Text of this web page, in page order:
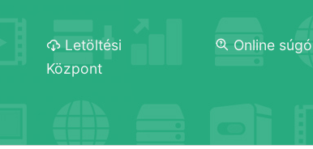
Letöltési
Központ
Online súgó